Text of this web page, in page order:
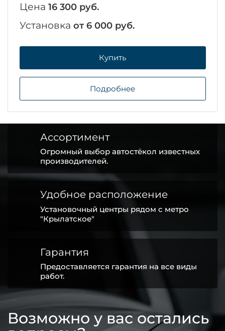
Цена 16 300 руб.
Установка от 6 000 руб.
Купить
Подробнее
Ассортимент
Огромный выбор автостёкол известных
производителей.
Удобное расположение
Установочный центры рядом с метро
"Крылатское"
Гарантия
Предоставляется гарантия на все виды
работ.
Возможно у вас остались